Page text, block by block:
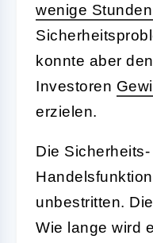
wenige
konnte aber
Investoren
erzielen.
Die Sicherheits-
unbestritten.
Wie lange wird